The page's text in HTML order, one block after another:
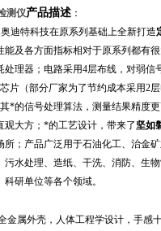
测仪产品描述 ：
迪特科技在原系列基础上全新打造
能及各方面指标相对于原系列都有
处理器；电路采用4层布线，对弱信
片（部分厂家为了节约成本采用2
*的信号处理算法，测量结果精度
观大方；*的工艺设计，带来了 坚如
所；产品广泛用于石油化工、治金
污水处理、造纸、干洗、消防、生
研单位等各个领域。
金属外壳，人体工程学设计，手感